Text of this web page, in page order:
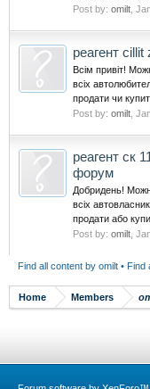
Post by: omilt
реагент
Всім привіт!
всіх
продати чи
Post by: omilt
реагент ск
форум
Добридень!
всіх
продати або
Post by: omilt
Find all content by omilt Find
Home Members